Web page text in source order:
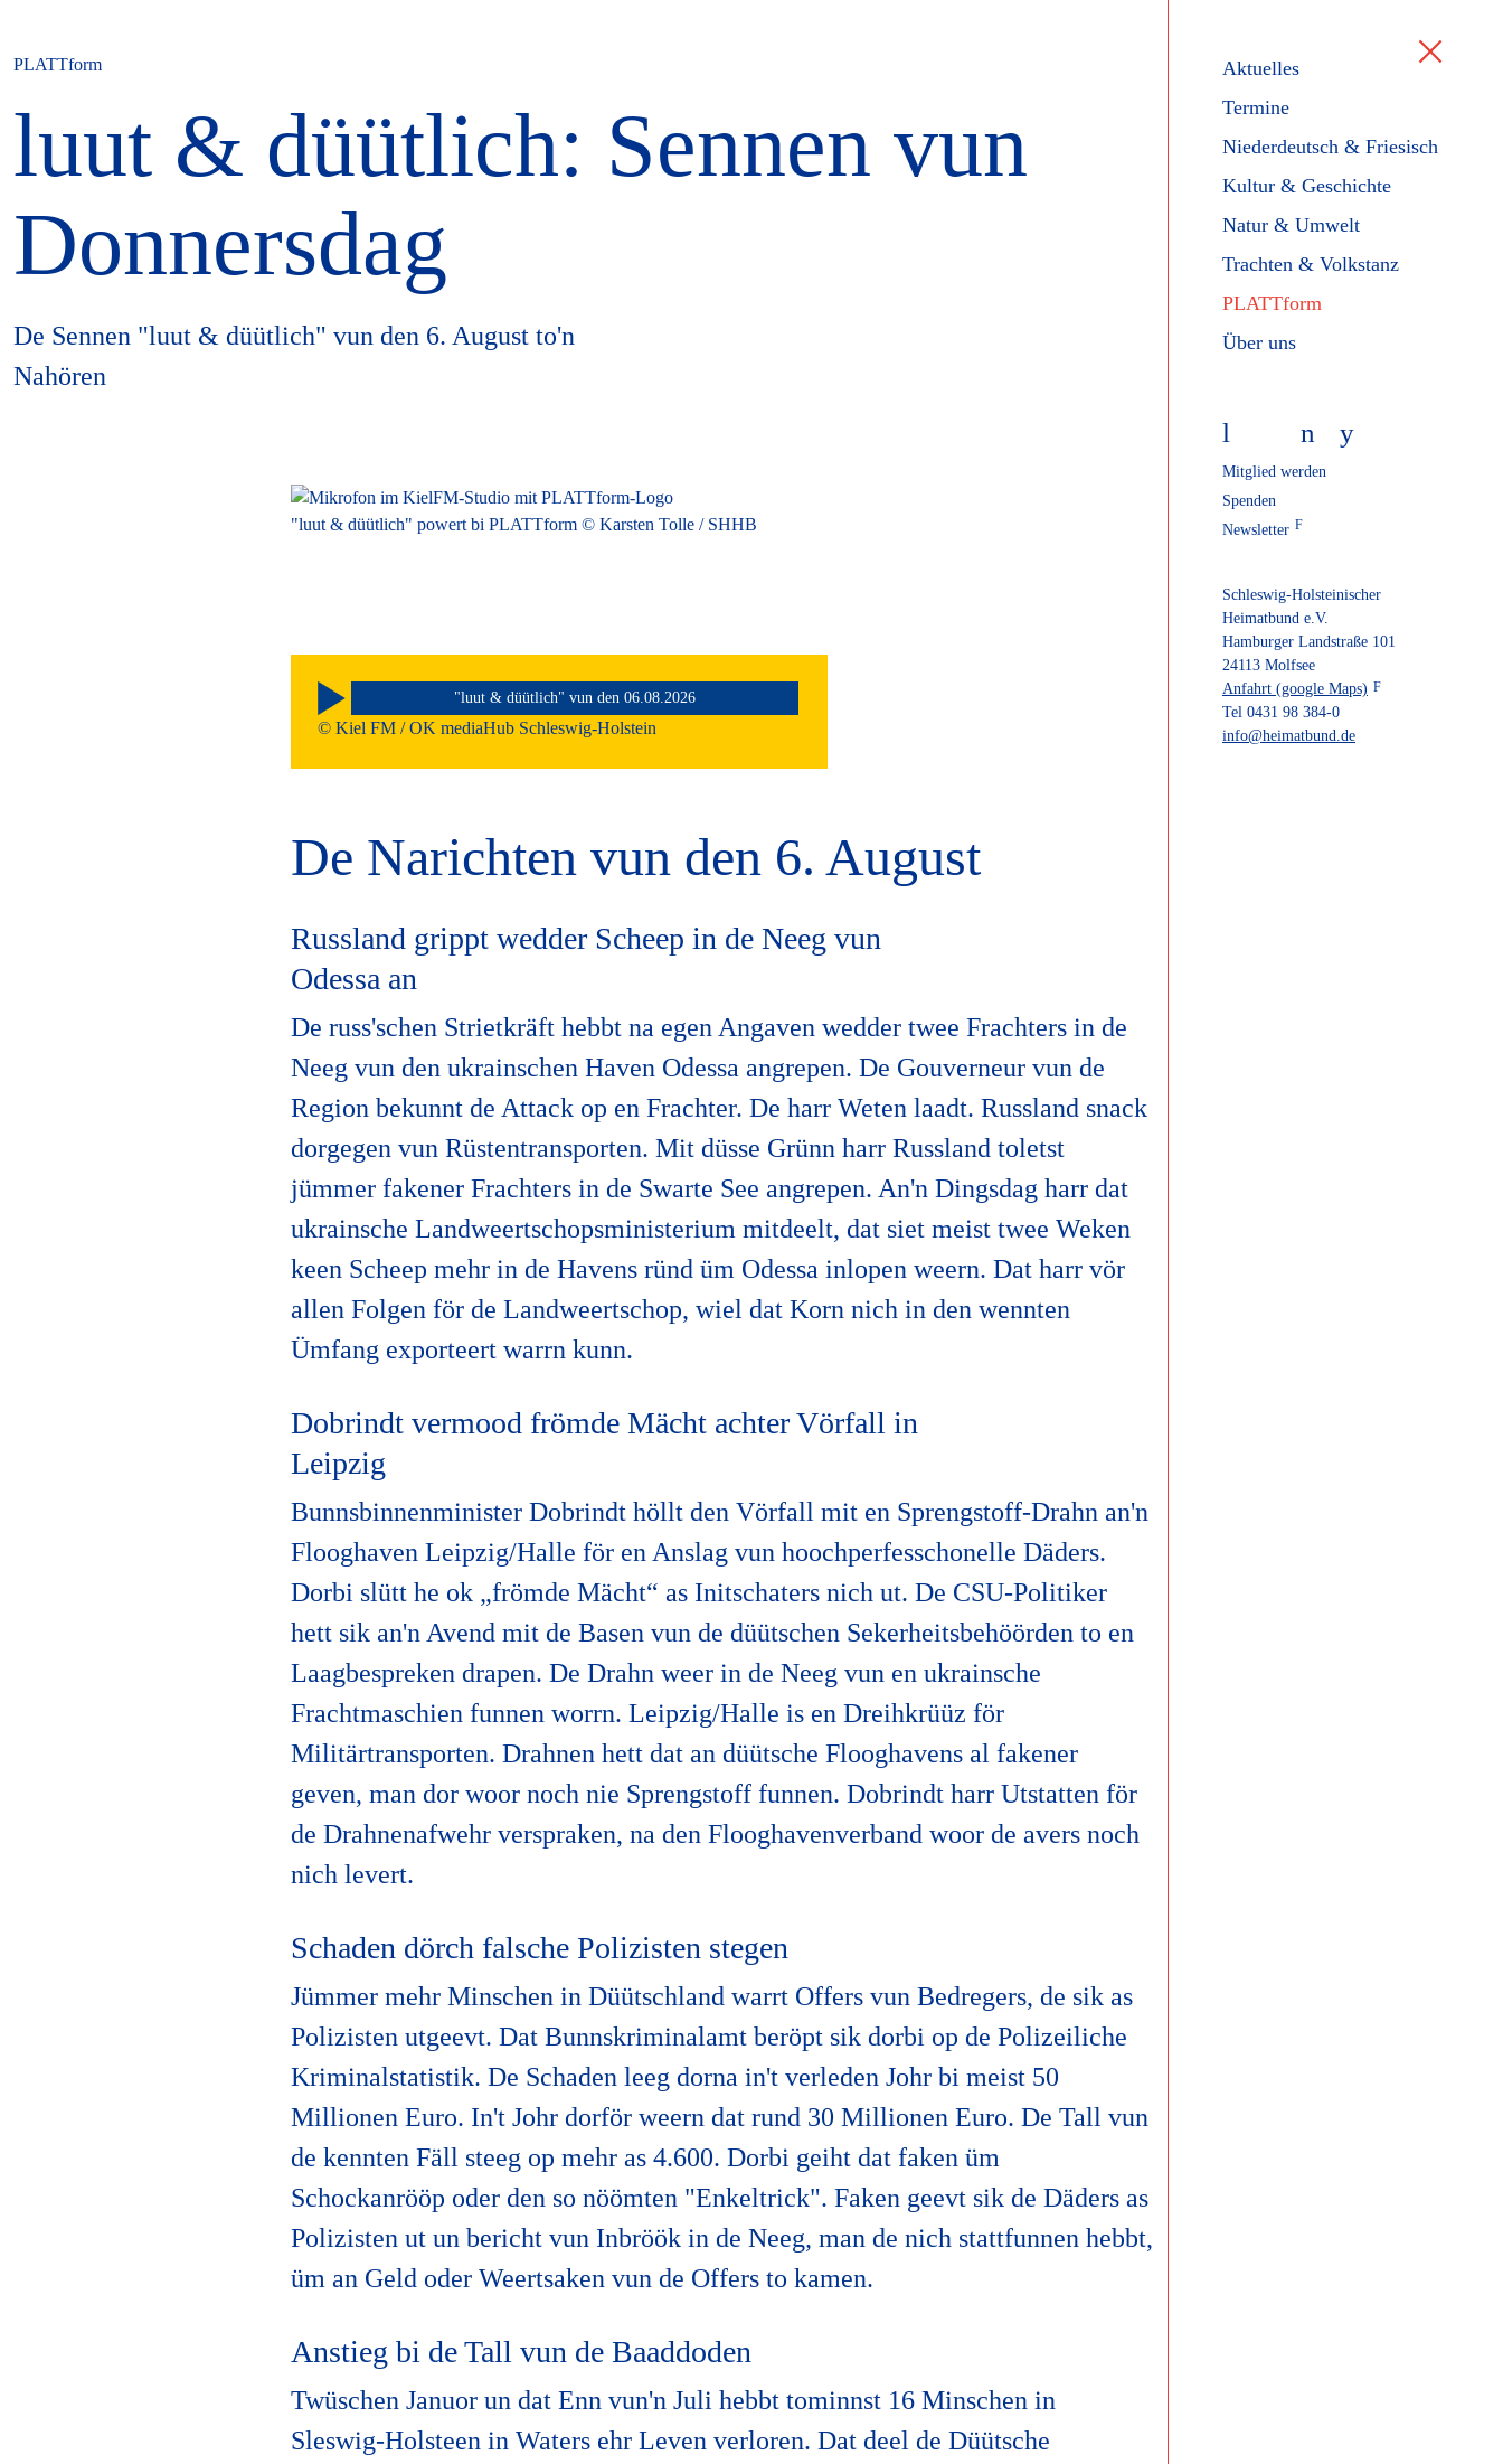
Aktuelles
Termine
Niederdeutsch & Friesisch
Kultur & Geschichte
Natur & Umwelt
Trachten & Volkstanz
PLATTform
Über uns
l n y
Mitglied werden
Spenden
Newsletter
Schleswig-Holsteinischer
Heimatbund e.V.
Hamburger Landstraße 101
24113 Molfsee
Anfahrt (google Maps)
Tel 0431 98 384-0
info@heimatbund.de
PLATTform
luut & düütlich: Sennen vun
Donnersdag
De Sennen "luut & düütlich" vun den 6. August to'n
Nahören
"luut & düütlich" powert bi PLATTform © Karsten Tolle / SHHB
"luut & düütlich" vun den 06.08.2026
© Kiel FM / OK mediaHub Schleswig-Holstein
De Narichten vun den 6. August
Russland grippt wedder Scheep in de Neeg vun
Odessa an
De russ'schen Strietkräft hebbt na egen Angaven wedder twee Frachters in de
Neeg vun den ukrainschen Haven Odessa angrepen. De Gouverneur vun de
Region bekunnt de Attack op en Frachter. De harr Weten laadt. Russland snack
dorgegen vun Rüstentransporten. Mit düsse Grünn harr Russland toletst
jümmer fakener Frachters in de Swarte See angrepen. An'n Dingsdag harr dat
ukrainsche Landweertschopsministerium mitdeelt, dat siet meist twee Weken
keen Scheep mehr in de Havens ründ üm Odessa inlopen weern. Dat harr vör
allen Folgen för de Landweertschop, wiel dat Korn nich in den wennten
Ümfang exporteert warrn kunn.
Dobrindt vermood frömde Mächt achter Vörfall in
Leipzig
Bunnsbinnenminister Dobrindt höllt den Vörfall mit en Sprengstoff-Drahn an'n
Flooghaven Leipzig/Halle för en Anslag vun hoochperfesschonelle Däders.
Dorbi slütt he ok „frömde Mächt“ as Initschaters nich ut. De CSU-Politiker
hett sik an'n Avend mit de Basen vun de düütschen Sekerheitsbehöörden to en
Laagbespreken drapen. De Drahn weer in de Neeg vun en ukrainsche
Frachtmaschien funnen worrn. Leipzig/Halle is en Dreihkrüüz för
Militärtransporten. Drahnen hett dat an düütsche Flooghavens al fakener
geven, man dor woor noch nie Sprengstoff funnen. Dobrindt harr Utstatten för
de Drahnenafwehr verspraken, na den Flooghavenverband woor de avers noch
nich levert.
Schaden dörch falsche Polizisten stegen
Jümmer mehr Minschen in Düütschland warrt Offers vun Bedregers, de sik as
Polizisten utgeevt. Dat Bunnskriminalamt beröpt sik dorbi op de Polizeiliche
Kriminalstatistik. De Schaden leeg dorna in't verleden Johr bi meist 50
Millionen Euro. In't Johr dorför weern dat rund 30 Millionen Euro. De Tall vun
de kennten Fäll steeg op mehr as 4.600. Dorbi geiht dat faken üm
Schockanrööp oder den so nöömten "Enkeltrick". Faken geevt sik de Däders as
Polizisten ut un bericht vun Inbröök in de Neeg, man de nich stattfunnen hebbt,
üm an Geld oder Weertsaken vun de Offers to kamen.
Anstieg bi de Tall vun de Baaddoden
Twüschen Januor un dat Enn vun'n Juli hebbt tominnst 16 Minschen in
Sleswig-Holsteen in Waters ehr Leven verloren. Dat deel de Düütsche